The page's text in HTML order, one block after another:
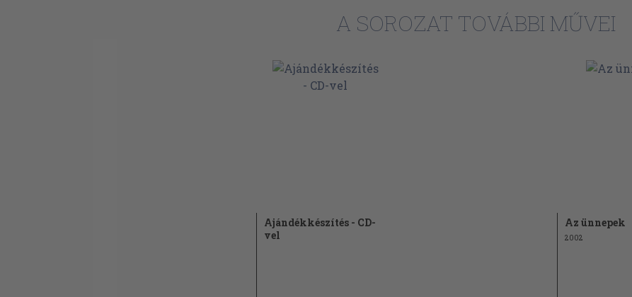
29
A SOROZAT TOVÁBBI MŰVEI
Ajándékkészítés - CD-
vel
Az ünnepek
2002